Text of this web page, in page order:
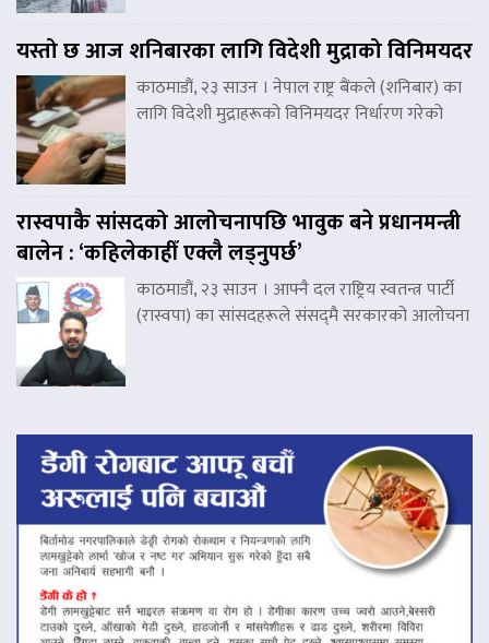
यस्तो छ आज शनिबारका लागि विदेशी मुद्राको विनिमयदर
काठमाडौं, २३ साउन । नेपाल राष्ट्र बैंकले (शनिबार) का
लागि विदेशी मुद्राहरूको विनिमयदर निर्धारण गरेको
रास्वपाकै सांसदको आलोचनापछि भावुक बने प्रधानमन्त्री
बालेन : ‘कहिलेकाहीँ एक्लै लड्नुपर्छ’
काठमाडौं, २३ साउन । आफ्नै दल राष्ट्रिय स्वतन्त्र पार्टी
(रास्वपा) का सांसदहरूले संसद्‌मै सरकारको आलोचना